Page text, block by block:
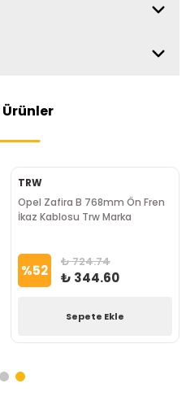
Ürünler
TRW
Opel Zafira B 768mm Ön Fren
İkaz Kablosu Trw Marka
%52 ₺ 724.74
₺ 344.60
Sepete Ekle